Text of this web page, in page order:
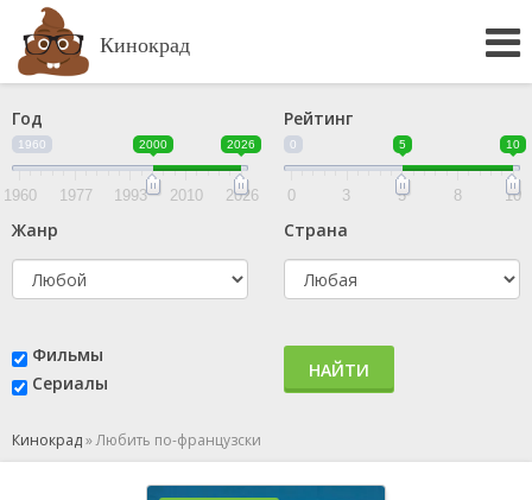
Кинокрад
Год
1960 2000 2026
1960 1977 1993 2010 2026
Рейтинг
0 5 10
0 3 5 8 10
Жанр Страна
Фильмы
Сериалы
НАЙТИ
Кинокрад»Любить по-французски